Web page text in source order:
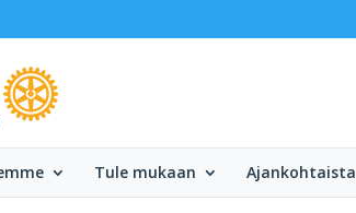
Tule mukaan Ajankohtaista